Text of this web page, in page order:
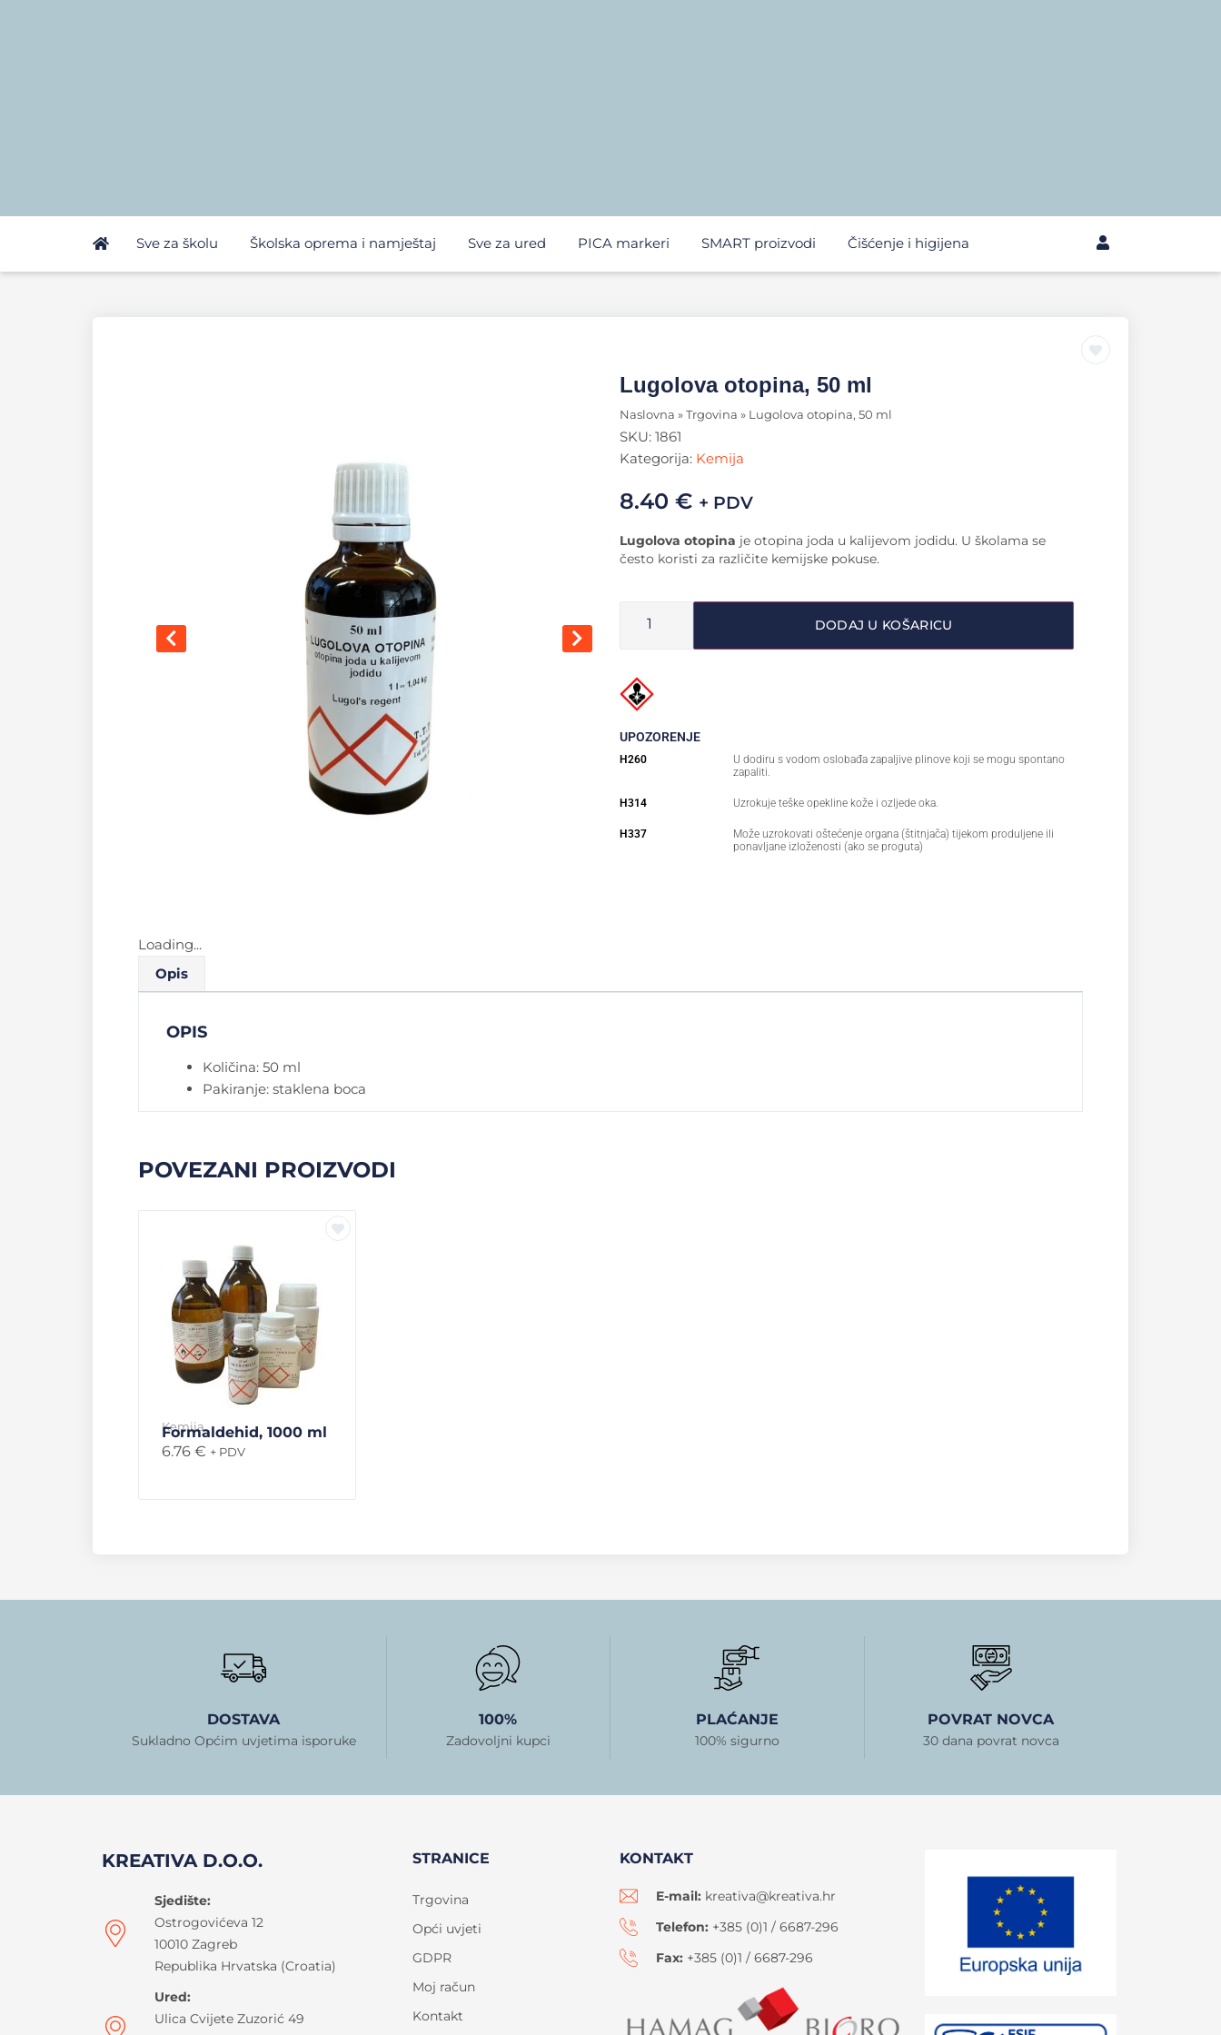
Sve za školu Školska oprema i namještaj Sve za ured PICA markeri SMART proizvodi Čišćenje i higijena
Lugolova otopina, 50 ml
Naslovna » Trgovina » Lugolova otopina, 50 ml
SKU: 1861
Kategorija: Kemija
8.40 € + PDV
Lugolova otopina je otopina joda u kalijevom jodidu. U školama se
često koristi za različite kemijske pokuse.
DODAJ U KOŠARICU
UPOZORENJE
H260
U dodiru s vodom oslobađa zapaljive plinove koji se mogu spontano
zapaliti.
H314 Uzrokuje teške opekline kože i ozljede oka.
H337
Može uzrokovati oštećenje organa (štitnjača) tijekom produljene ili
ponavljane izloženosti (ako se proguta)
Loading...
Opis
OPIS
Količina: 50 ml
Pakiranje: staklena boca
POVEZANI PROIZVODI
Kemija
Formaldehid, 1000 ml
6.76 € + PDV
DOSTAVA
Sukladno Općim uvjetima isporuke
100%
Zadovoljni kupci
PLAĆANJE
100% sigurno
POVRAT NOVCA
30 dana povrat novca
KREATIVA D.O.O.
Sjedište:
Ostrogovićeva 12
10010 Zagreb
Republika Hrvatska (Croatia)
Ured:
Ulica Cvijete Zuzorić 49
STRANICE
Trgovina
Opći uvjeti
GDPR
Moj račun
Kontakt
KONTAKT
E-mail: kreativa@kreativa.hr
Telefon: +385 (0)1 / 6687-296
Fax: +385 (0)1 / 6687-296